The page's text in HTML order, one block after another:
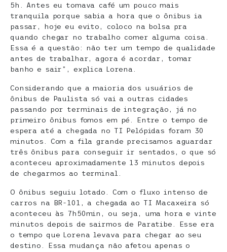
5h. Antes eu tomava café um pouco mais
tranquila porque sabia a hora que o ônibus ia
passar, hoje eu evito, coloco na bolsa pra
quando chegar no trabalho comer alguma coisa.
Essa é a questão: não ter um tempo de qualidade
antes de trabalhar, agora é acordar, tomar
banho e sair”, explica Lorena.
Considerando que a maioria dos usuários de
ônibus de Paulista só vai a outras cidades
passando por terminais de integração, já no
primeiro ônibus fomos em pé. Entre o tempo de
espera até a chegada no TI Pelópidas foram 30
minutos. Com a fila grande precisamos aguardar
três ônibus para conseguir ir sentados, o que só
aconteceu aproximadamente 13 minutos depois
de chegarmos ao terminal.
O ônibus seguiu lotado. Com o fluxo intenso de
carros na BR-101, a chegada ao TI Macaxeira só
aconteceu às 7h50min, ou seja, uma hora e vinte
minutos depois de sairmos de Paratibe. Esse era
o tempo que Lorena levava para chegar ao seu
destino. Essa mudança não afetou apenas o